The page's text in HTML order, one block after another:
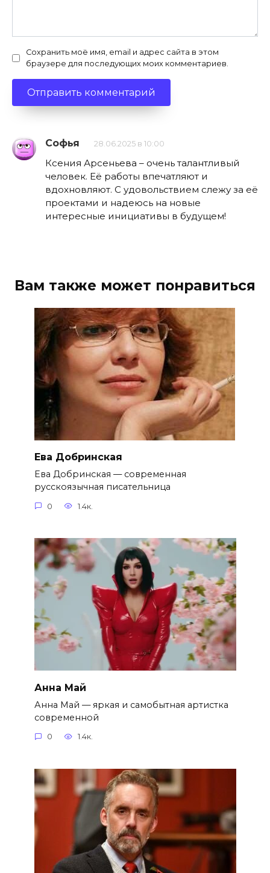
Сохранить моё имя, email и адрес сайта в этом
браузере для последующих моих комментариев.
Софья 28.06.2025 в 10:00
Ксения Арсеньева – очень талантливый
человек. Её работы впечатляют и
вдохновляют. С удовольствием слежу за её
проектами и надеюсь на новые
интересные инициативы в будущем!
Вам также может понравиться
Ева Добринская
Ева Добринская — современная
русскоязычная писательница
0 1.4к.
Анна Май
Анна Май — яркая и самобытная артистка
современной
0 1.4к.